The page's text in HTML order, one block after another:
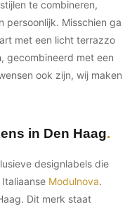
te combineren,
persoonlijk. Misschien ga
met een licht terrazzo
gecombineerd met een
ook zijn, wij maken
in Den Haag
designlabels die
Modulnova.
Dit merk staat